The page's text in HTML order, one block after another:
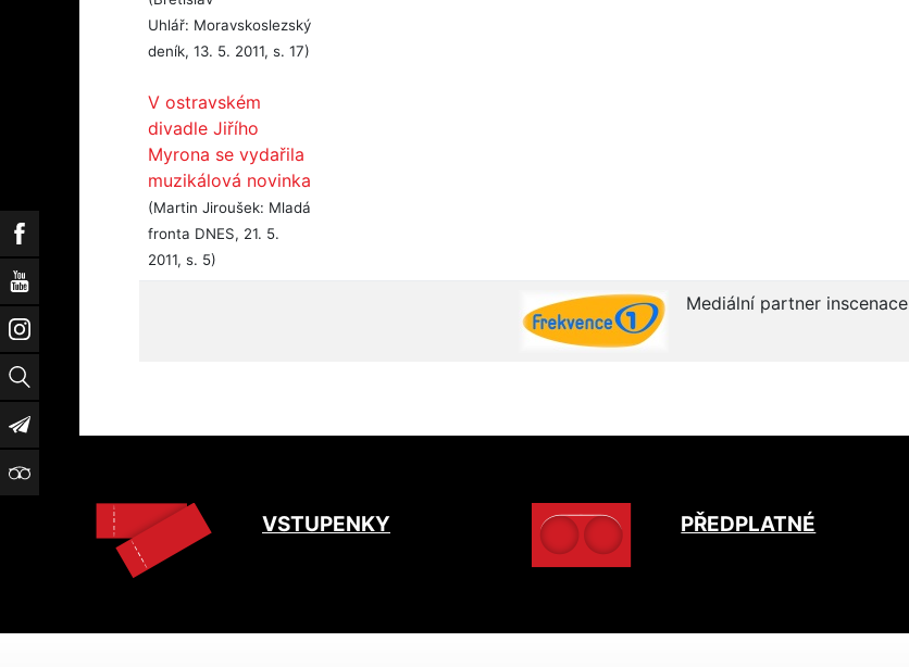
Facebook
YouTube
Instagram
Vyhledat
Newsletter
TripAdvisor
Uhlář: Moravskoslezský
deník, 13. 5. 2011, s. 17)
V ostravském
divadle Jiřího
Myrona se vydařila
muzikálová novinka
(Martin Jiroušek: Mladá
fronta DNES, 21. 5.
2011, s. 5)
Mediální partner inscenace
VSTUPENKY PŘEDPLATNÉ